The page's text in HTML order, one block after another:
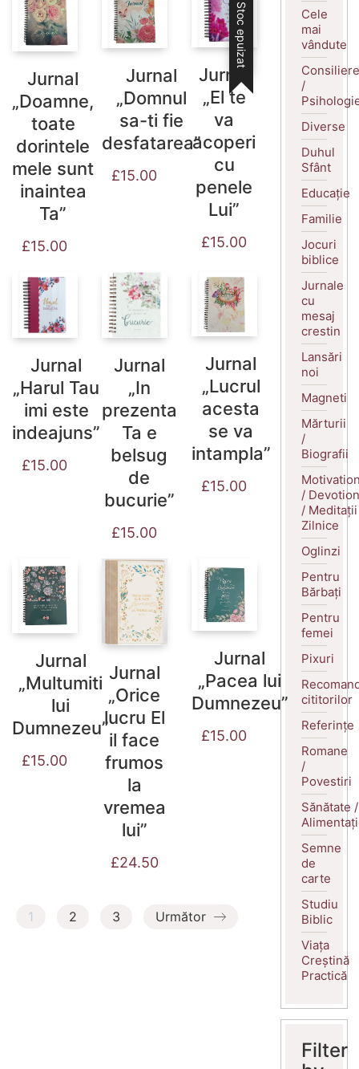
Jurnal
„Doamne,
toate
dorintele
mele sunt
inaintea
Ta”
£15.00
Jurnal
„Domnul
sa-ti fie
desfatarea”
£15.00
Stoc epuizat
Jurnal
„El te
va
acoperi
cu
penele
Lui”
£15.00
Jurnal
„Harul Tau
imi este
indeajuns”
£15.00
Jurnal
„In
prezenta
Ta e
belsug
de
bucurie”
£15.00
Jurnal
„Lucrul
acesta
se va
intampla”
£15.00
Jurnal
„Multumiti
lui
Dumnezeu”
£15.00
Jurnal
„Orice
lucru El
il face
frumos
la
vremea
lui”
£24.50
Jurnal
„Pacea lui
Dumnezeu”
£15.00
1 2 3 Următor
Cele
mai
vândute
Consiliere
/
Diverse
Duhul
Sfânt
Educație
Familie
Jocuri
biblice
Jurnale
cu
mesaj
crestin
Lansări
noi
Magneti
Mărturii
/
Biografii
/
/ Meditații
Zilnice
Oglinzi
Pentru
Bărbați
Pentru
femei
Pixuri
cititorilor
Referințe
Romane
/
Povestiri
Sănătate /
Semne
de
carte
Studiu
Biblic
Viața
Creștină
Practică
Filter